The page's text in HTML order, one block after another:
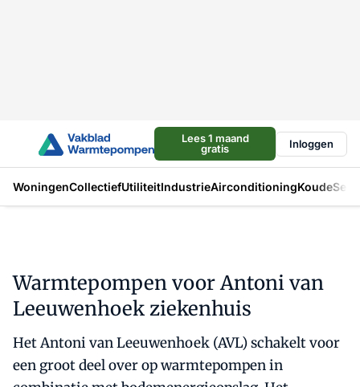
Lees 1 maand
gratis
Inloggen
WoningenCollectiefUtiliteitIndustrieAirconditioningKoude
Warmtepompen voor Antoni van
Leeuwenhoek ziekenhuis
Het Antoni van Leeuwenhoek (AVL) schakelt voor
een groot deel over op warmtepompen in